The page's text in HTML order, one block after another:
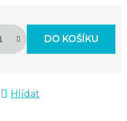
DO KOŠÍKU
Hlídat